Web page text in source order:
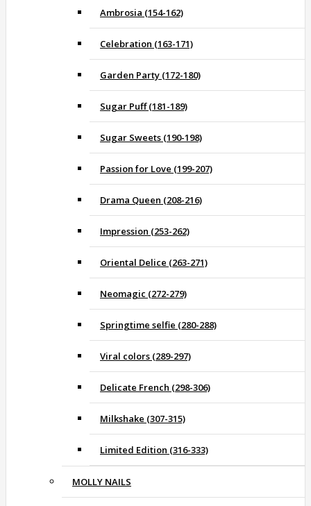
Ambrosia (154-162)
Celebration (163-171)
Garden Party (172-180)
Sugar Puff (181-189)
Sugar Sweets (190-198)
Passion for Love (199-207)
Drama Queen (208-216)
Impression (253-262)
Oriental Delice (263-271)
Neomagic (272-279)
Springtime selfie (280-288)
Viral colors (289-297)
Delicate French (298-306)
Milkshake (307-315)
Limited Edition (316-333)
MOLLY NAILS